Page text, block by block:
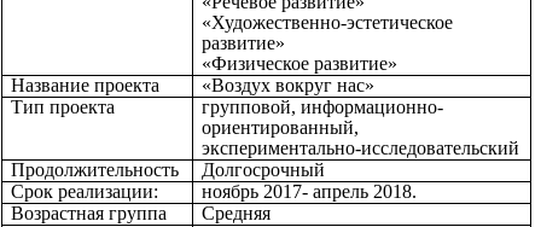
«Художественно-эстетическое
развитие»
«Физическое развитие»
Название проекта
«Воздух вокруг нас»
Тип проекта
групповой, информационно-
ориентированный,
экспериментально-исследовательский
Продолжительность
Долгосрочный
Срок реализации:
ноябрь 2017- апрель 2018.
Возрастная группа
Средняя